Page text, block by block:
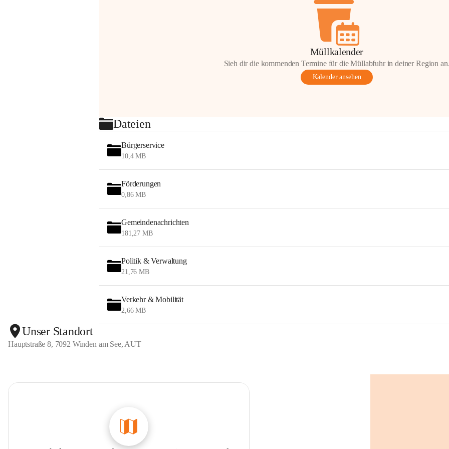
Müllkalender
Sieh dir die kommenden Termine für die Müllabfuhr in deiner Region
Kalender ansehen
Dateien
Bürgerservice
10,4 MB
Förderungen
0,86 MB
Gemeindenachrichten
181,27 MB
Politik & Verwaltung
21,76 MB
Verkehr & Mobilität
2,66 MB
Unser Standort
Hauptstraße 8, 7092 Winden am See, AUT